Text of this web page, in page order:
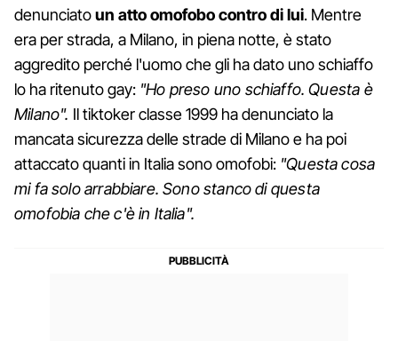
denunciatoun atto omofobo contro di lui. Mentre
era per strada, a Milano, in piena notte, è stato
aggredito perché l'uomo che gli ha dato uno schiaffo
lo ha ritenuto gay: "Ho preso uno schiaffo. Questa è
Milano". Il tiktoker classe 1999 ha denunciato la
mancata sicurezza delle strade di Milano e ha poi
attaccato quanti in Italia sono omofobi: "Questa cosa
mi fa solo arrabbiare. Sono stanco di questa
omofobia che c'è in Italia".